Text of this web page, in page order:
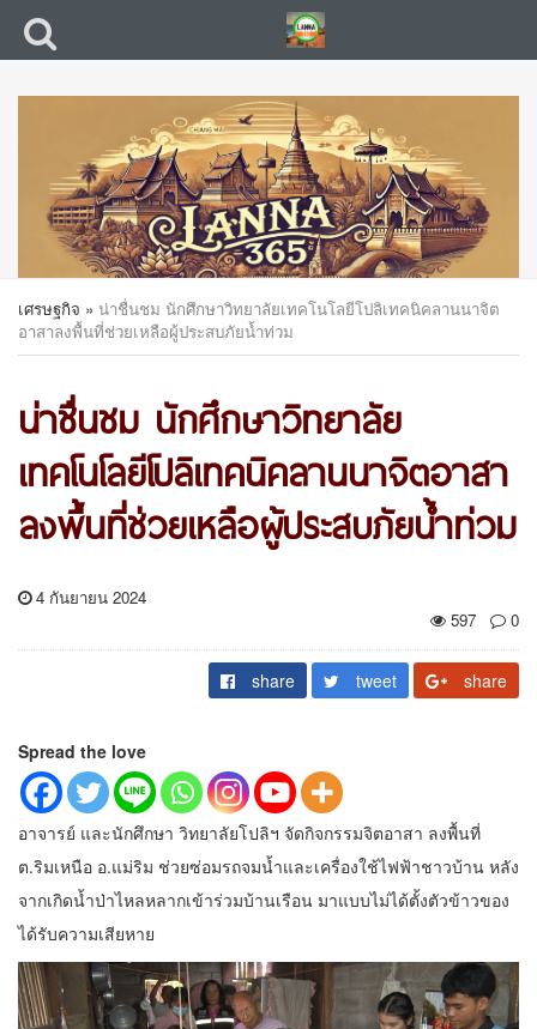
เศรษฐกิจ » น่าชื่นชม นักศึกษาวิทยาลัยเทคโนโลยีโปลิเทคนิคลานนาจิต
อาสาลงพื้นที่ช่วยเหลือผู้ประสบภัยน้ำท่วม
น่าชื่นชม นักศึกษาวิทยาลัย
เทคโนโลยีโปลิเทคนิคลานนาจิตอาสา
ลงพื้นที่ช่วยเหลือผู้ประสบภัยน้ำท่วม
4 กันยายน 2024
597
0
share tweet share
Spread the love
อาจารย์ และนักศึกษา วิทยาลัยโปลิฯ จัดกิจกรรมจิตอาสา ลงพื้นที่
ต.ริมเหนือ อ.แม่ริม ช่วยซ่อมรถจมน้ำและเครื่องใช้ไฟฟ้าชาวบ้าน หลัง
จากเกิดน้ำป่าไหลหลากเข้าร่วมบ้านเรือน มาแบบไม่ได้ตั้งตัวข้าวของ
ได้รับความเสียหาย